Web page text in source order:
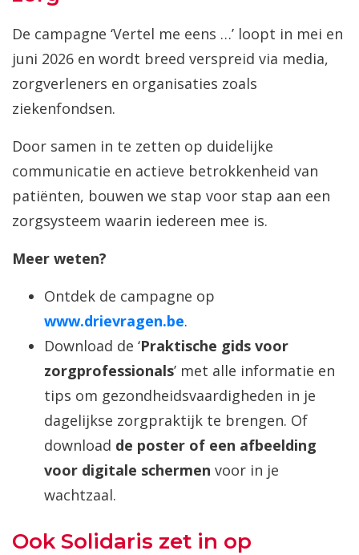
De campagne ‘Vertel me eens …’ loopt in mei en
juni 2026 en wordt breed verspreid via media,
zorgverleners en organisaties zoals
ziekenfondsen.
Door samen in te zetten op duidelijke
communicatie en actieve betrokkenheid van
patiënten, bouwen we stap voor stap aan een
zorgsysteem waarin iedereen mee is.
Meer weten?
Ontdek de campagne op
www.drievragen.be.
Download de ‘Praktische gids voor
zorgprofessionals’ met alle informatie en
tips om gezondheidsvaardigheden in je
dagelijkse zorgpraktijk te brengen. Of
download de poster of een afbeelding
voor digitale schermen voor in je
wachtzaal.
Ook Solidaris zet in op